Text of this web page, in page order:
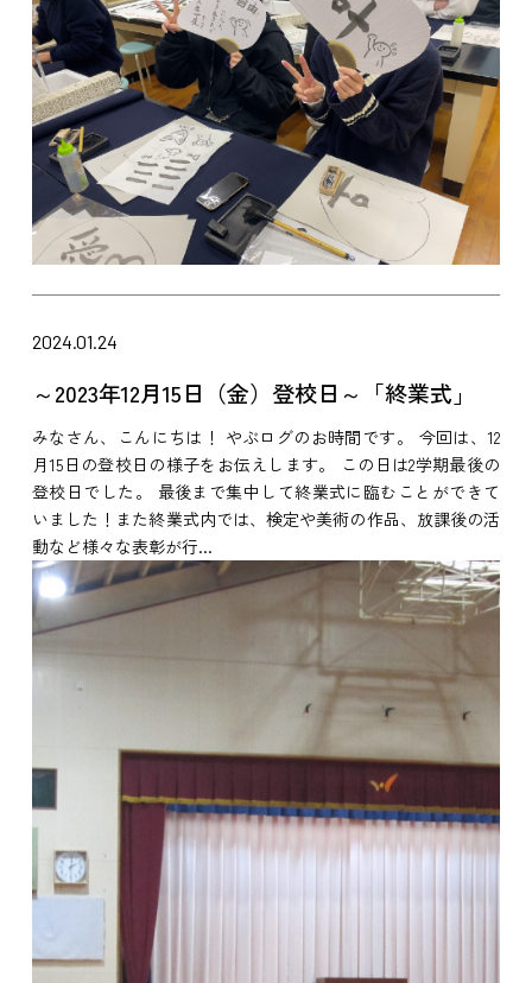
2024.01.24
～2023年12月15日（金）登校日～「終業式」
みなさん、こんにちは！ やぶログのお時間です。 今回は、12
月15日の登校日の様子をお伝えします。 この日は2学期最後の
登校日でした。 最後まで集中して終業式に臨むことができて
いました！また終業式内では、検定や美術の作品、放課後の活
動など様々な表彰が行...